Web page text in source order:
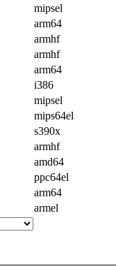
mipsel
arm64
armhf
armhf
arm64
i386
mipsel
mips64el
s390x
armhf
amd64
ppc64el
arm64
armel